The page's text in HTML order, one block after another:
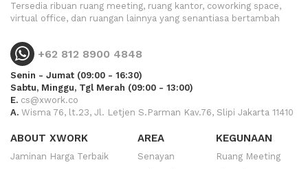
Tersedia ribuan ruang meeting, ruang kantor, coworking space,
virtual office, dan ruangan lainnya yang senantiasa bertambah
+62 812 8900 4848
Senin - Jumat (09:00 - 16:30)
Sabtu, Minggu, Tgl Merah (09:00 - 13:00)
E. cs@xwork.co
A. Wisma 76, lt.23, Jl. Letjen S.Parman Kav.76, Slipi Jakarta 11410
ABOUT XWORK
Jaminan Harga Terbaik
AREA
Senayan
KEGUNAAN
Ruang Meeting